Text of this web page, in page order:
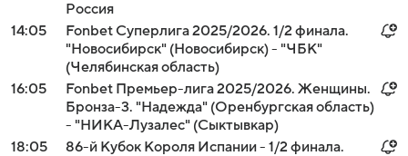
Россия
14:05
Fonbet Суперлига 2025/2026. 1/2 финала.
"Новосибирск" (Новосибирск) - "ЧБК"
(Челябинская область)
16:05
Fonbet Премьер-лига 2025/2026. Женщины.
Бронза-3. "Надежда" (Оренбургская область)
- "НИКА-Лузалес" (Сыктывкар)
18:05
86-й Кубок Короля Испании - 1/2 финала.